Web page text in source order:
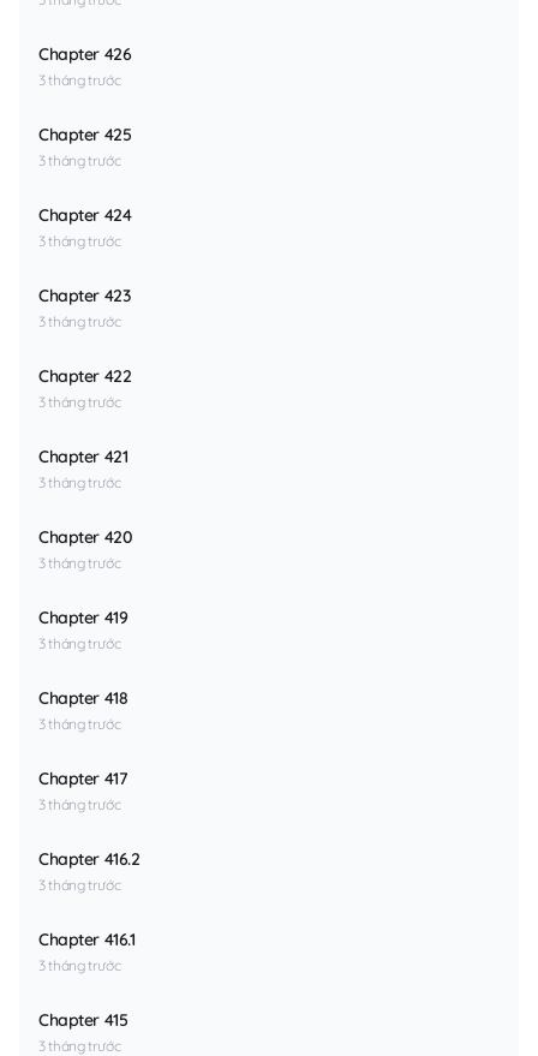
Chapter 426
3 tháng trước
Chapter 425
3 tháng trước
Chapter 424
3 tháng trước
Chapter 423
3 tháng trước
Chapter 422
3 tháng trước
Chapter 421
3 tháng trước
Chapter 420
3 tháng trước
Chapter 419
3 tháng trước
Chapter 418
3 tháng trước
Chapter 417
3 tháng trước
Chapter 416.2
3 tháng trước
Chapter 416.1
3 tháng trước
Chapter 415
3 tháng trước